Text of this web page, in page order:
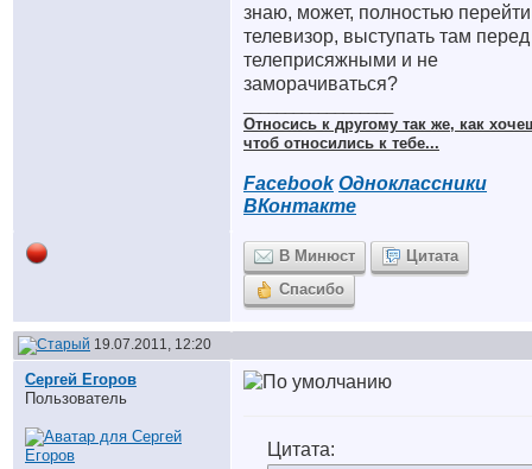
знаю, может, полностью
телевизор, выступать там перед
телеприсяжными и не
заморачиваться?
Относись к другому так же, как
чтоб относились к тебе...
Facebook Одноклассники
ВКонтакте
В Минюст
Цитата
Спасибо
19.07.2011, 12:20
Сергей Егоров
Пользователь
Цитата: